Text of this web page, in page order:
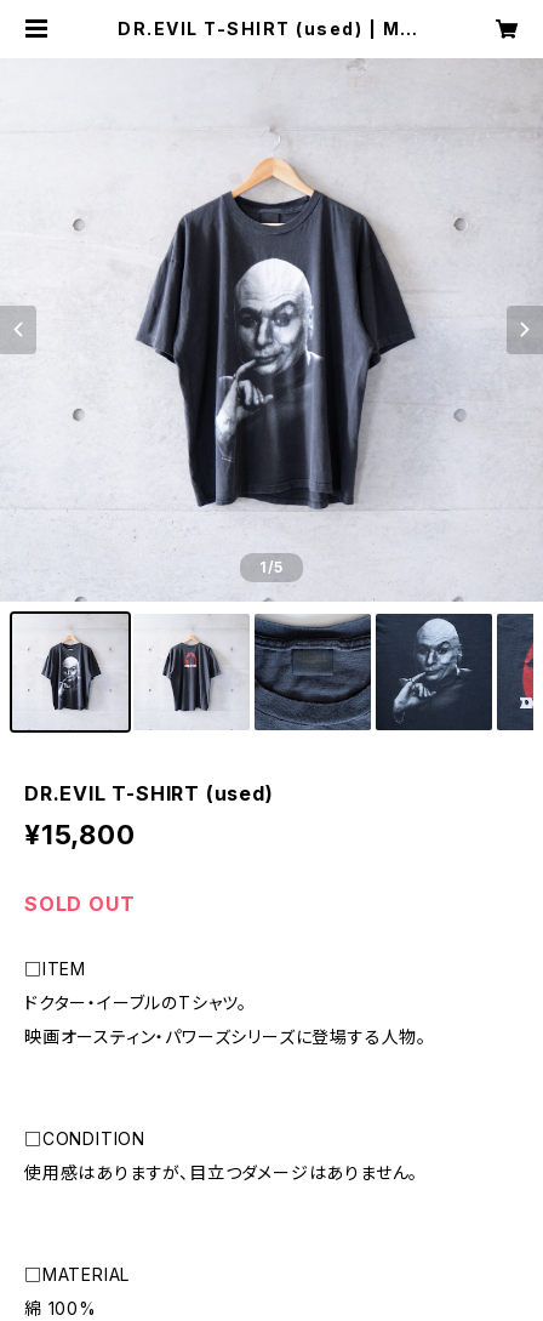
DR.EVIL T-SHIRT (used) | Mus
1/5
DR.EVIL T-SHIRT (used)
¥15,800
SOLD OUT
□ITEM
ドクター・イーブルのTシャツ。
映画オースティン・パワーズシリーズに登場する人物。
□CONDITION
使用感はありますが、目立つダメージはありません。
□MATERIAL
綿 100%